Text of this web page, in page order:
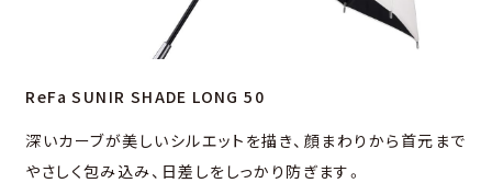
ReFa SUNIR SHADE LONG 50
深いカーブが美しいシルエットを描き、顔まわりから⾸元まで
やさしく包み込み、⽇差しをしっかり防ぎます。